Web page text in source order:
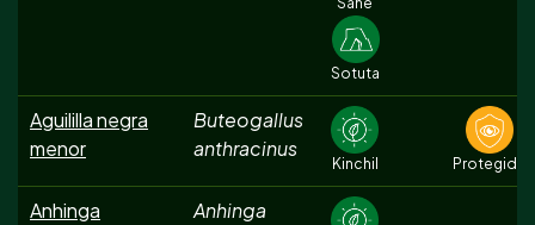
Sotuta
Aguililla negra
menor
Buteogallus
anthracinus
Kinchil Protegida
Anhinga
Anhinga